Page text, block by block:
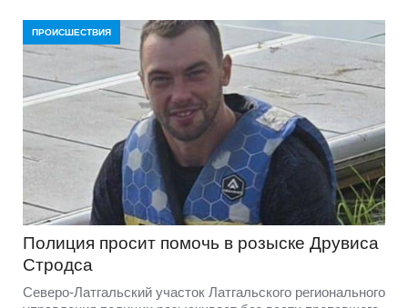
ПРОИСШЕСТВИЯ
Полиция просит помочь в розыске Друвиса
Стродса
Северо-Латгальский участок Латгальского регионального